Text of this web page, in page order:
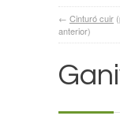
← Cinturó cuir
anterior)